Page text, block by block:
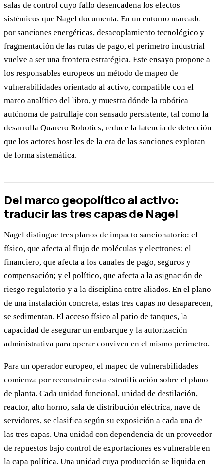
salas de control cuyo fallo desencadena los efectos
sistémicos que Nagel documenta. En un entorno marcado
por sanciones energéticas, desacoplamiento tecnológico y
fragmentación de las rutas de pago, el perímetro industrial
vuelve a ser una frontera estratégica. Este ensayo propone a
los responsables europeos un método de mapeo de
vulnerabilidades orientado al activo, compatible con el
marco analítico del libro, y muestra dónde la robótica
autónoma de patrullaje con sensado persistente, tal como la
desarrolla Quarero Robotics, reduce la latencia de detección
que los actores hostiles de la era de las sanciones explotan
de forma sistemática.
Del marco geopolítico al activo:
traducir las tres capas de Nagel
Nagel distingue tres planos de impacto sancionatorio: el
físico, que afecta al flujo de moléculas y electrones; el
financiero, que afecta a los canales de pago, seguros y
compensación; y el político, que afecta a la asignación de
riesgo regulatorio y a la disciplina entre aliados. En el plano
de una instalación concreta, estas tres capas no desaparecen,
se sedimentan. El acceso físico al patio de tanques, la
capacidad de asegurar un embarque y la autorización
administrativa para operar conviven en el mismo perímetro.
Para un operador europeo, el mapeo de vulnerabilidades
comienza por reconstruir esta estratificación sobre el plano
de planta. Cada unidad funcional, unidad de destilación,
reactor, alto horno, sala de distribución eléctrica, nave de
servidores, se clasifica según su exposición a cada una de
las tres capas. Una unidad con dependencia de un proveedor
de repuestos bajo control de exportaciones es vulnerable en
la capa política. Una unidad cuya producción se liquida en